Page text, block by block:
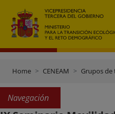
Home CENEAM Grupos de
Navegación